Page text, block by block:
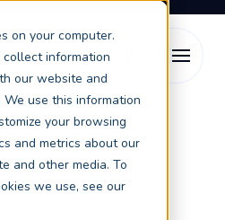
on your computer.
information
our website and
use this information
your browsing
and metrics about our
and other media. To
we use, see our